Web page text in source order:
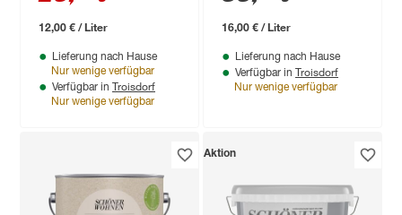
12,00 € / Liter
Lieferung nach Hause
Nur wenige verfügbar
Verfügbar in Troisdorf
Nur wenige verfügbar
16,00 € / Liter
Lieferung nach Hause
Verfügbar in Troisdorf
Nur wenige verfügbar
Aktion